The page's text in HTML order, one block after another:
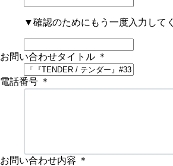
▼確認のためにもう一度入力して
お問い合わせタイトル ＊
電話番号 ＊
お問い合わせ内容 ＊